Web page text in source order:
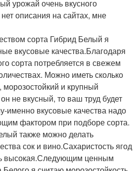
урожай очень вкусного
описания на сайтах, мне
сорта Гибрид Белый я
вкусовые качества.Благодаря
сорта потребляется в свежем
Можно иметь сколько
и крупный
не вкусный, то ваш труд будет
именно вкусовые качества надо
фактором при подборе сорта.
также можно делать
сок и вино.Сахаристость ягод
высокая.Следующим ценным